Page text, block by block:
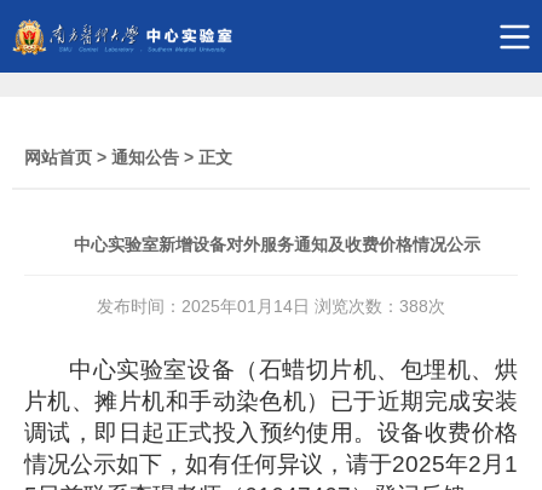
网站首页 > 通知公告 > 正文
中心实验室新增设备对外服务通知及收费价格情况公示
发布时间：2025年01月14日 浏览次数： 388次
中心实验室设备（石蜡切片机、包埋机、烘
片机、摊片机和手动染色机） 已于近期完成安装
调试， 即日 起正式投入预约使用 。 设备收费价格
情况公示如下 ，如有任何异议，请于2025年2月1